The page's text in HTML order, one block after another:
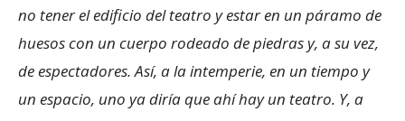
no tener el edificio del teatro y estar en un páramo de
huesos con un cuerpo rodeado de piedras y, a su vez,
de espectadores. Así, a la intemperie, en un tiempo y
un espacio, uno ya diría que ahí hay un teatro. Y, a